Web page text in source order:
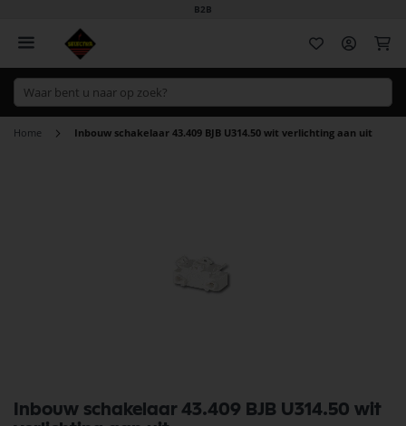
B2B
Home Inbouw schakelaar 43.409 BJB U314.50 wit verlichting aan uit
Inbouw schakelaar 43.409 BJB U314.50 wit
naar